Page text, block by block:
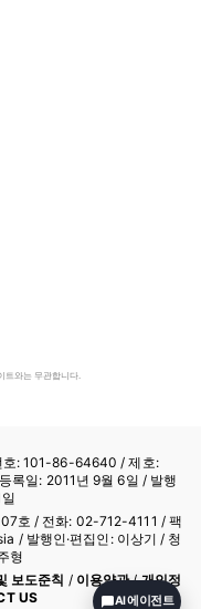
트와는 무관합니다.
호: 101-86-64640 / 제호:
록일: 2011년 9월 6일 / 발행
호 / 전화: 02-712-4111 / 팩
/ 발행인·편집인: 이상기 / 청
형
보도준칙 / 이용약관/개인정
US AI 에이전트